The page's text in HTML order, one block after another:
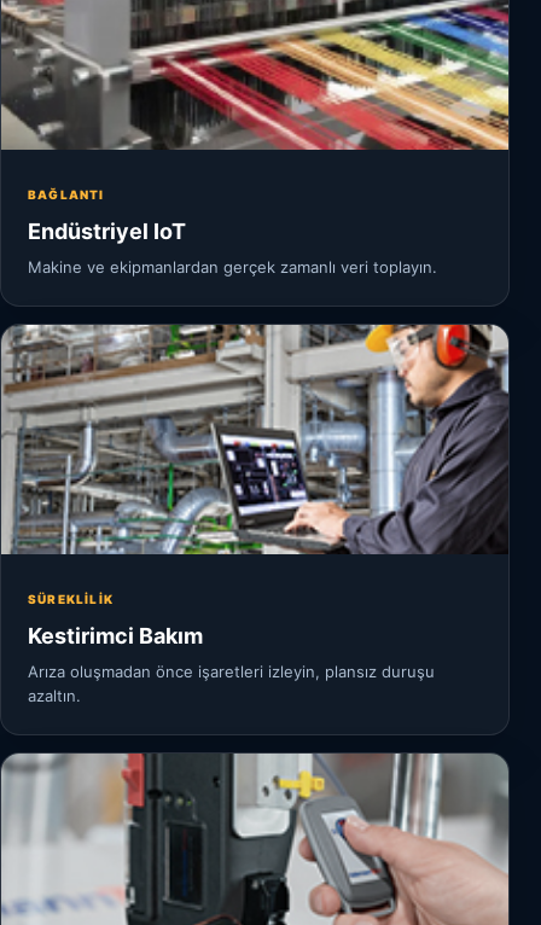
BAĞLANTI
Endüstriyel IoT
Makine ve ekipmanlardan gerçek zamanlı veri toplayın.
SÜREKLILIK
Kestirimci Bakım
Arıza oluşmadan önce işaretleri izleyin, plansız duruşu
azaltın.